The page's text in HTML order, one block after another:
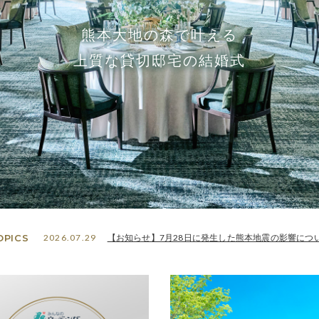
熊本大地の森で叶える
上質な貸切邸宅の結婚式
2026.07.29 【お知らせ】7月28日に発生した熊本地震の影響につ